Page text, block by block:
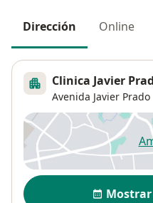
Dirección Online
Clinica Javier
Avenida Javier Prado
Disponibilidad